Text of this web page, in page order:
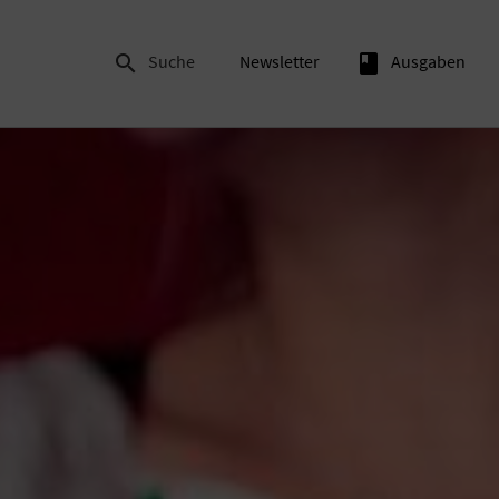
 Suche Newsletter book Ausgaben